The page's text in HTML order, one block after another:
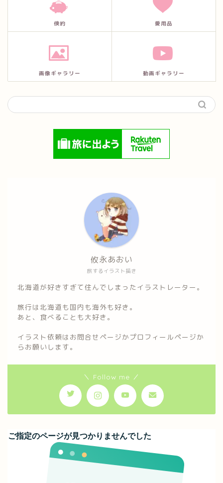
倹約 愛用品
画像ギャラリー 動画ギャラリー
旅するイラスト描き
攸永あおい
北海道が好きすぎて住んでしまったイラストレーター。
旅行は北海道も国内も海外も好き。
あと、食べることも大好き。
イラスト依頼はお問合せページかプロフィールページか
らお願いします。
＼ Follow me ／